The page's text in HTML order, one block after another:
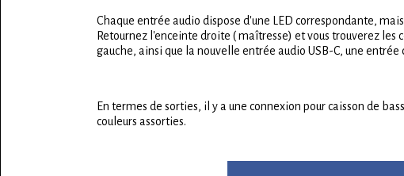
Chaque entrée audio dispose d'une LED correspondante,
Retournez l'enceinte droite ( maîtresse) et vous trouverez
gauche, ainsi que la nouvelle entrée audio USB-C, une
En termes de sorties, il y a une connexion pour caisson de
couleurs assorties.